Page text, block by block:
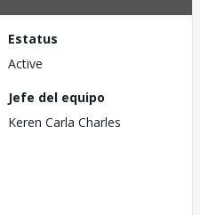
Estatus
Active
Jefe del equipo
Keren Carla Charles